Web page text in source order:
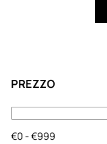
PREZZO
€0 - €999